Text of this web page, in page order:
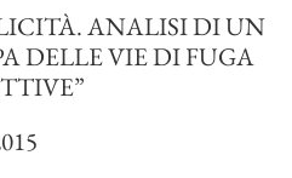
ANALISI DI UN
DELLE VIE DI FUGA